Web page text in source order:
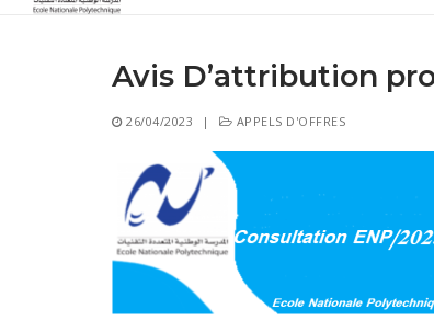
Avis D’attribution
26/04/2023 | APPELS D'OFFRES